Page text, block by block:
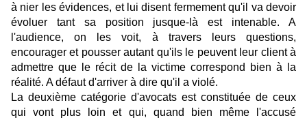
à nier les évidences, et lui disent fermement qu'il va devoir
évoluer tant sa position jusque-là est intenable. A
l'audience, on les voit, à travers leurs questions,
encourager et pousser autant qu'ils le peuvent leur client à
admettre que le récit de la victime correspond bien à la
réalité. A défaut d'arriver à dire qu'il a violé.
La deuxième catégorie d'avocats est constituée de ceux
qui vont plus loin et qui, quand bien même l'accusé